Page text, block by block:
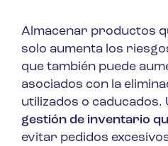
Almacenar productos
solo aumenta los
que también puede
asociados con la
utilizados o caducados.
gestión de inventario
evitar pedidos